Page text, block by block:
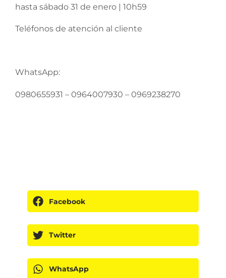
hasta sábado 31 de enero | 10h59
Teléfonos de atención al cliente
WhatsApp:
0980655931 – 0964007930 – 0969238270
Facebook
Twitter
WhatsApp